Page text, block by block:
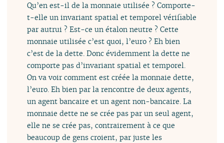
Qu’en est-il de la monnaie utilisée ? Comporte-
t-elle un invariant spatial et temporel vérifiable
par autrui ? Est-ce un étalon neutre ? Cette
monnaie utilisée c’est quoi, l’euro ? Eh bien
c’est de la dette. Donc évidemment la dette ne
comporte pas d’invariant spatial et temporel.
On va voir comment est créée la monnaie dette,
l’euro. Eh bien par la rencontre de deux agents,
un agent bancaire et un agent non-bancaire. La
monnaie dette ne se crée pas par un seul agent,
elle ne se crée pas, contrairement à ce que
beaucoup de gens croient, par juste les